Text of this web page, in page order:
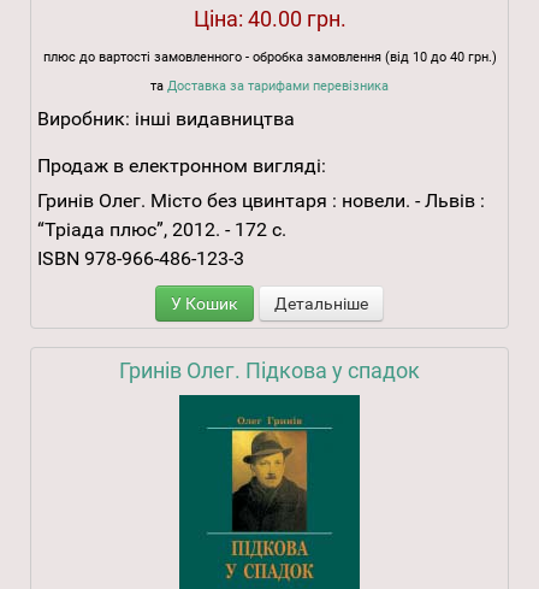
Ціна: 40.00 грн.
плюс до вартості замовленного - обробка замовлення (від 10 до 40 грн.)
та Доставка за тарифами перевізника
Виробник: інші видавництва
Продаж в електронном вигляді:
Гринів Олег. Місто без цвинтаря : новели. - Львів :
“Тріада плюс”, 2012. - 172 с.
ISBN 978-966-486-123-3
У Кошик Детальніше
Гринів Олег. Підкова у спадок